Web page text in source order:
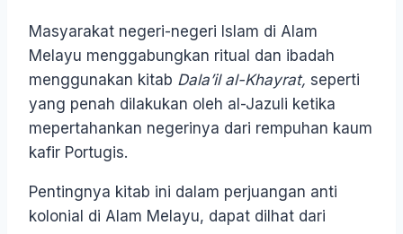
Masyarakat negeri-negeri Islam di Alam
Melayu menggabungkan ritual dan ibadah
menggunakan kitab Dala’il al-Khayrat, seperti
yang penah dilakukan oleh al-Jazuli ketika
mepertahankan negerinya dari rempuhan kaum
kafir Portugis.
Pentingnya kitab ini dalam perjuangan anti
kolonial di Alam Melayu, dapat dilhat dari